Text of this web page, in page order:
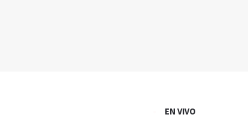
EN VIVO